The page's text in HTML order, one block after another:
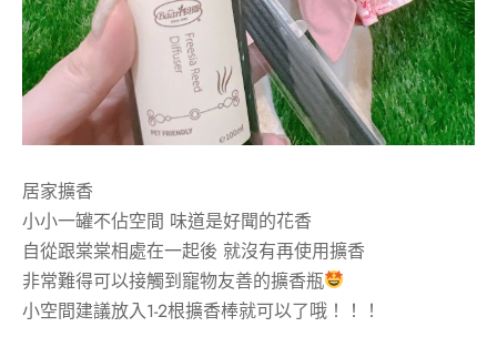
居家擴香
小小一罐不佔空間 味道是好聞的花香
自從跟棠棠相處在一起後 就沒有再使用擴香
非常難得可以接觸到寵物友善的擴香瓶
小空間建議放入1-2根擴香棒就可以了哦！！！